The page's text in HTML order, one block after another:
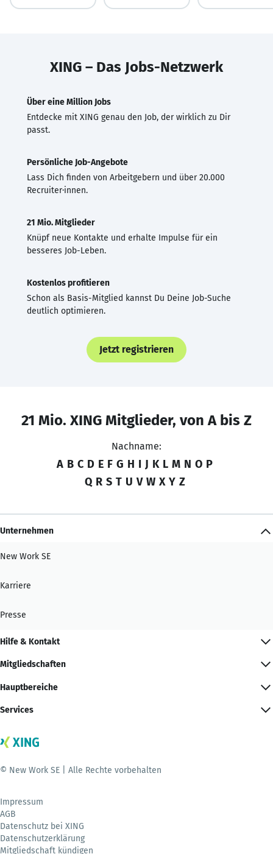
XING – Das Jobs-Netzwerk
Über eine Million Jobs
Entdecke mit XING genau den Job, der wirklich zu Dir
passt.
Persönliche Job-Angebote
Lass Dich finden von Arbeitgebern und über 20.000
Recruiter·innen.
21 Mio. Mitglieder
Knüpf neue Kontakte und erhalte Impulse für ein
besseres Job-Leben.
Kostenlos profitieren
Schon als Basis-Mitglied kannst Du Deine Job-Suche
deutlich optimieren.
Jetzt registrieren
21 Mio. XING Mitglieder, von A bis Z
Nachname:
A B C D E F G H I J K L M N O P
Q R S T U V W X Y Z
Unternehmen
New Work SE
Karriere
Presse
Hilfe & Kontakt
Mitgliedschaften
Hauptbereiche
Services
© New Work SE | Alle Rechte vorbehalten
Impressum
AGB
Datenschutz bei XING
Datenschutzerklärung
Mitgliedschaft kündigen